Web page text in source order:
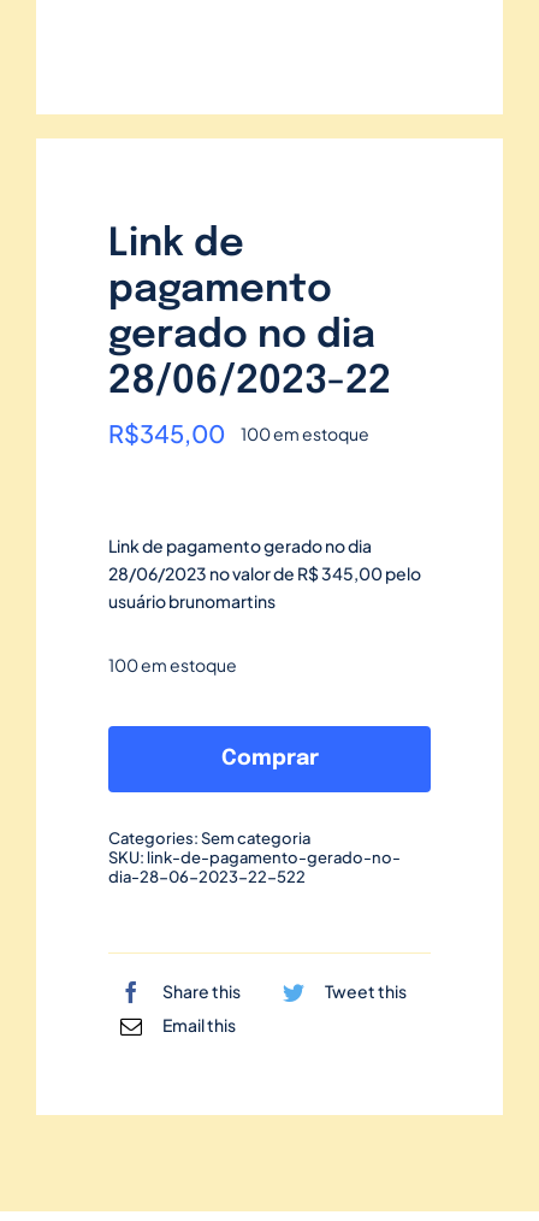
Link de
pagamento
gerado no dia
28/06/2023-22
R$345,00 100 em estoque
Link de pagamento gerado no dia
28/06/2023 no valor de R$ 345,00 pelo
usuário brunomartins
100 em estoque
de
no
dia
quantidade
Comprar
Categories:Sem categoria
SKU: link-de-pagamento-gerado-no-
dia-28-06-2023-22-522
Share this
Tweet this
Email this